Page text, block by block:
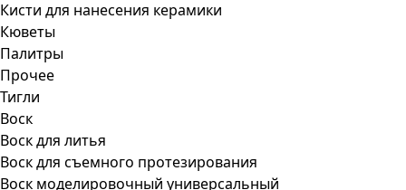
Кисти для нанесения керамики
Кюветы
Палитры
Прочее
Тигли
Воск
Воск для литья
Воск для съемного протезирования
Воск моделировочный универсальный